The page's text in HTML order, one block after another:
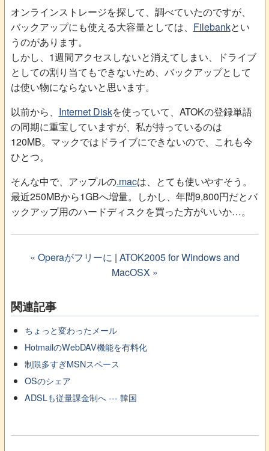
オンラインストレージを探して、調べていたのですが、
バックアップにも使える大容量としては、 Filebankとい
うのがあります。
しかし、1週間アクセスしないと消えてしまい、ドライブ
としての割り当てもできないため、バックアップとして
は使い物にならないと思います。
以前から、 Internet Diskを使っていて、ATOKの登録単語
の同期に重宝していますが、私が持っているのは
120MB。マックではドライブにできないので、これも今
ひとつ。
そんな中で、アップルの.macは、とても使いやすそう。
最近250MBから1GBへ増量。しかし、年間9,800円だとバ
ックアップ用のハードディスクを買った方がいいか…。
« Operaがフリーに | ATOK2005 for Windows and
MacOSX »
関連記事
ちょっと変わったメール
HotmailのWebDAV機能を有料化
制限多すぎMSNスペース
OSのシェア
ADSLも従量課金制へ --- 韓国